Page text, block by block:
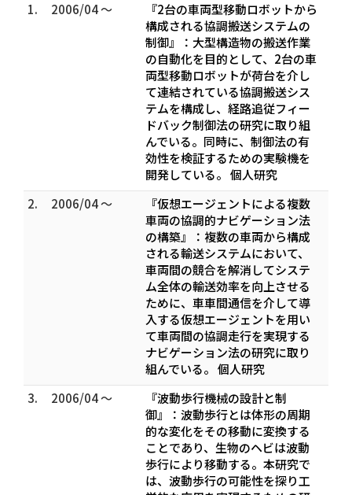
1.
2006/04 ～
『2台の車両型移動ロボットから
構成される協調搬送システムの
制御』：大型構造物の搬送作業
の自動化を目的として、2台の車
両型移動ロボットが荷台を介し
て連結されている協調搬送シス
テムを構成し、経路追従フィー
ドバック制御法の研究に取り組
んでいる。同時に、制御法の有
効性を検証するための実験機を
開発している。 個人研究
2.
2006/04 ～
『仮想エージェントによる複数
車両の協調的ナビゲーション法
の構築』：複数の車両から構成
される輸送システムにおいて、
車両間の競合を解消してシステ
ム全体の輸送効率を向上させる
ために、車車間通信を介して導
入する仮想エージェントを用い
て車両間の協調走行を実現する
ナビゲーション法の研究に取り
組んでいる。 個人研究
3.
2006/04 ～
『波動歩行機械の設計と制
御』：波動歩行とは体形の周期
的な変化をその移動に変換する
ことであり、生物のヘビは波動
歩行により移動する。本研究で
は、波動歩行の可能性を探り工